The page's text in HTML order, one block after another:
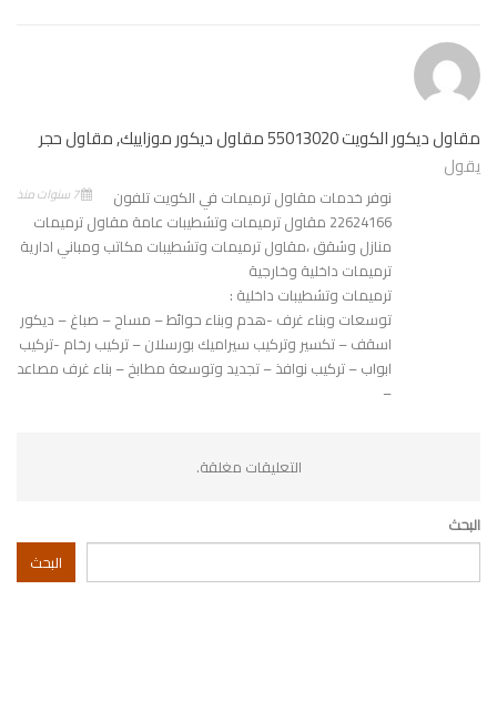
مقاول ديكور الكويت 55013020 مقاول ديكور موزاييك, مقاول حجر
يقول
7 سنوات منذ
نوفر خدمات مقاول ترميمات في الكويت تلفون
22624166 مقاول ترميمات وتشطيبات عامة مقاول ترميمات
منازل وشقق ،مقاول ترميمات وتشطيبات مكاتب ومباني ادارية
ترميمات داخلية وخارجية
ترميمات وتشطيبات داخلية :
توسعات وبناء غرف -هدم وبناء حوائط – مساح – صباغ – ديكور
اسقف – تكسير وتركيب سيراميك بورسلان – تركيب رخام -تركيب
ابواب – تركيب نوافذ – تجديد وتوسعة مطابخ – بناء غرف مصاعد
–
التعليقات مغلقة.
البحث
البحث